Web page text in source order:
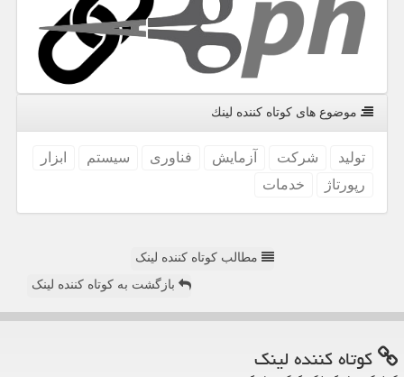
موضوع های كوتاه كننده لینك
تولید شركت آزمایش فناوری سیستم
ابزار
رپورتاژ
خدمات
مطالب کوتاه کننده لینک
بازگشت به کوتاه کننده لینک
كوتاه كننده لینك